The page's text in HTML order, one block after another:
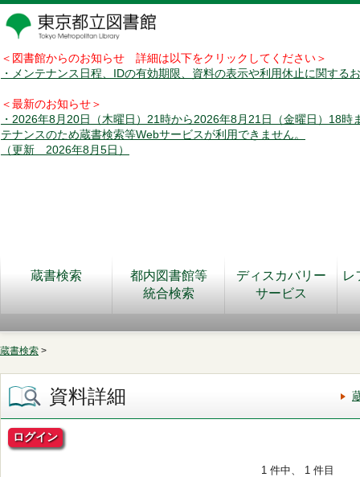
＜図書館からのお知らせ 詳細は以下をクリックしてください＞
・メンテナンス日程、IDの有効期限、資料の表示や利用休止に関する
＜最新のお知らせ＞
・2026年8月20日（木曜日）21時から2026年8月21日（金曜日）18時
テナンスのため蔵書検索等Webサービスが利用できません。
（更新 2026年8月5日）
蔵書検索
都内図書館等
統合検索
ディスカバリー
サービス
レ
蔵書検索 >
資料詳細
ログイン
1 件中、 1 件目